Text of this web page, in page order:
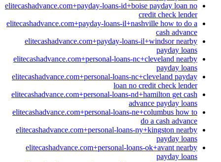
elitecashadvance.com+payday-loans-id+boise payday loan no
credit check lender
elitecashadvance.com+payday-loans-il+nashville how to do a
cash advance
elitecashadvance.com+payday-loans-il+windsor nearby
payday loans
elitecashadvance.com+personal-loans-nc+cleveland nearby
payday loans
elitecashadvance.com+personal-loans-nc+cleveland payday
loan no credit check lender
elitecashadvance.com+personal-loans-nd+hamilton get cash
advance payday loans
elitecashadvance.com+personal-loans-ne+columbus how to
do a cash advance
elitecashadvance.com+personal-loans-ny+kingston nearby
payday loans
elitecashadvance.com+personal-loans-ok+avant nearby
payday loans